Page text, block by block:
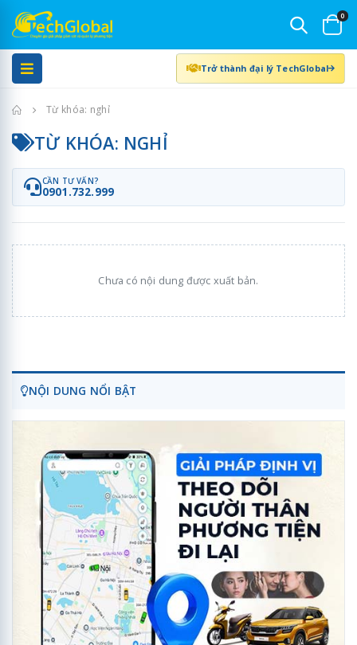
0
Trở thành đại lý TechGlobal
Trang chủTừ khóa: nghỉ
TỪ KHÓA: NGHỈ
CẦN TƯ VẤN?
0901.732.999
Chưa có nội dung được xuất bản.
NỘI DUNG NỔI BẬT